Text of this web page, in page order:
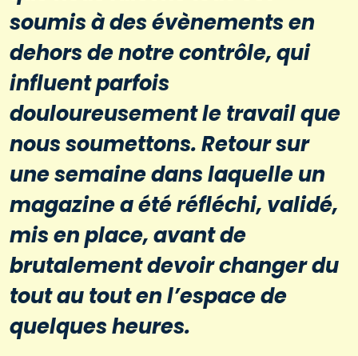
soumis à des évènements en
dehors de notre contrôle, qui
influent parfois
douloureusement le travail que
nous soumettons. Retour sur
une semaine dans laquelle un
magazine a été réfléchi, validé,
mis en place, avant de
brutalement devoir changer du
tout au tout en l’espace de
quelques heures.